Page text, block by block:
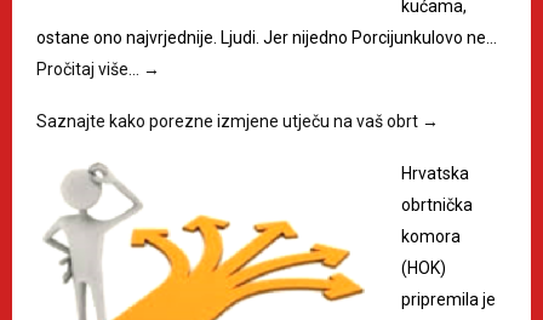
kućama,
ostane ono najvrjednije. Ljudi. Jer nijedno Porcijunkulovo ne…
Pročitaj više… →
Saznajte kako porezne izmjene utječu na vaš obrt →
Hrvatska
obrtnička
komora
(HOK)
pripremila je